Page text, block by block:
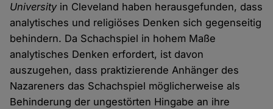
Universityin Cleveland haben herausgefunden, dass
analytisches und religiöses Denken sich gegenseitig
behindern. Da Schachspiel in hohem Maße
analytisches Denken erfordert, ist davon
auszugehen, dass praktizierende Anhänger des
Nazareners das Schachspiel möglicherweise als
Behinderung der ungestörten Hingabe an ihre